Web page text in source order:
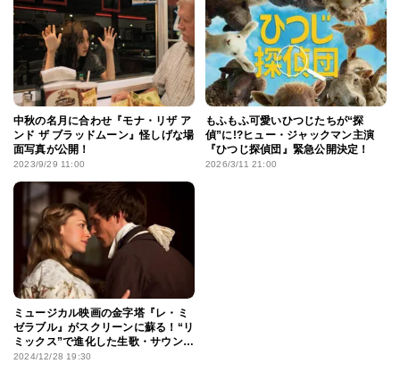
中秋の名月に合わせ『モナ・リザ ア
ンド ザ ブラッドムーン』怪しげな場
面写真が公開！
2023/9/29 11:00
もふもふ可愛いひつじたちが“探
偵”に!?ヒュー・ジャックマン主演
『ひつじ探偵団』緊急公開決定！
2026/3/11 21:00
ミュージカル映画の金字塔『レ・ミ
ゼラブル』がスクリーンに蘇る！“リ
ミックス”で進化した生歌・サウンド
の魅力とは
2024/12/28 19:30